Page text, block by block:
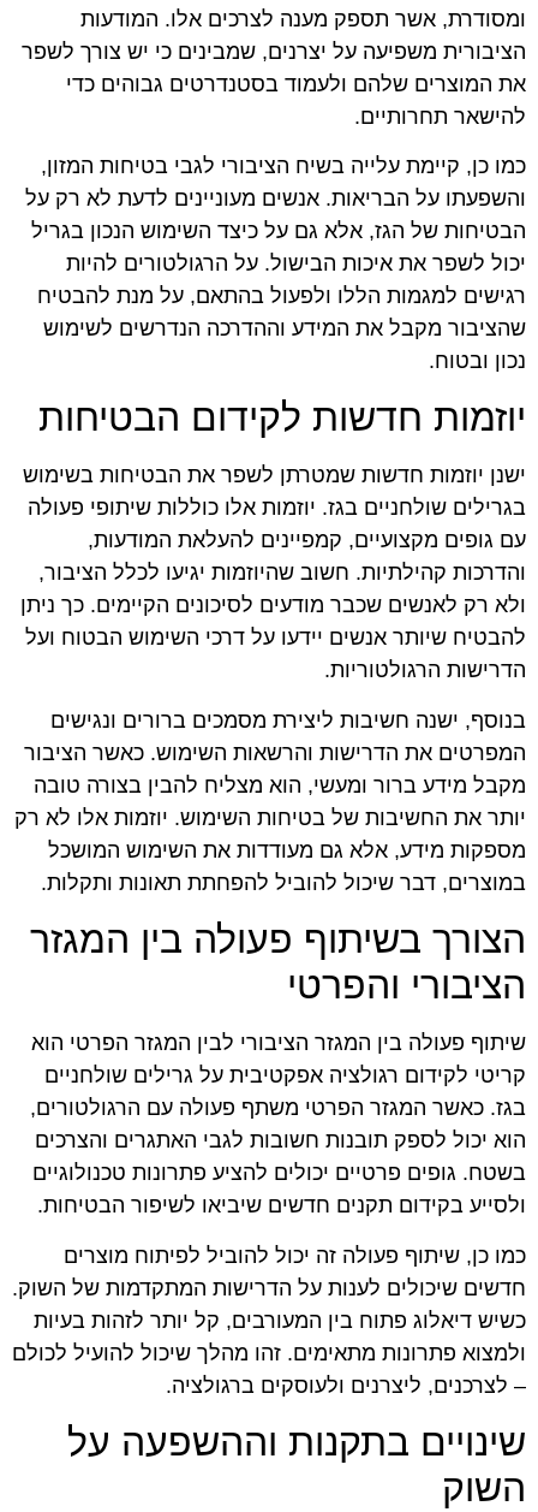
ומסודרת, אשר תספק מענה לצרכים אלו. המודעות
הציבורית משפיעה על יצרנים, שמבינים כי יש צורך לשפר
את המוצרים שלהם ולעמוד בסטנדרטים גבוהים כדי
להישאר תחרותיים.
כמו כן, קיימת עלייה בשיח הציבורי לגבי בטיחות המזון,
והשפעתו על הבריאות. אנשים מעוניינים לדעת לא רק על
הבטיחות של הגז, אלא גם על כיצד השימוש הנכון בגריל
יכול לשפר את איכות הבישול. על הרגולטורים להיות
רגישים למגמות הללו ולפעול בהתאם, על מנת להבטיח
שהציבור מקבל את המידע וההדרכה הנדרשים לשימוש
נכון ובטוח.
יוזמות חדשות לקידום הבטיחות
ישנן יוזמות חדשות שמטרתן לשפר את הבטיחות בשימוש
בגרילים שולחניים בגז. יוזמות אלו כוללות שיתופי פעולה
עם גופים מקצועיים, קמפיינים להעלאת המודעות,
והדרכות קהילתיות. חשוב שהיוזמות יגיעו לכלל הציבור,
ולא רק לאנשים שכבר מודעים לסיכונים הקיימים. כך ניתן
להבטיח שיותר אנשים יידעו על דרכי השימוש הבטוח ועל
הדרישות הרגולטוריות.
בנוסף, ישנה חשיבות ליצירת מסמכים ברורים ונגישים
המפרטים את הדרישות והרשאות השימוש. כאשר הציבור
מקבל מידע ברור ומעשי, הוא מצליח להבין בצורה טובה
יותר את החשיבות של בטיחות השימוש. יוזמות אלו לא רק
מספקות מידע, אלא גם מעודדות את השימוש המושכל
במוצרים, דבר שיכול להוביל להפחתת תאונות ותקלות.
הצורך בשיתוף פעולה בין המגזר
הציבורי והפרטי
שיתוף פעולה בין המגזר הציבורי לבין המגזר הפרטי הוא
קריטי לקידום רגולציה אפקטיבית על גרילים שולחניים
בגז. כאשר המגזר הפרטי משתף פעולה עם הרגולטורים,
הוא יכול לספק תובנות חשובות לגבי האתגרים והצרכים
בשטח. גופים פרטיים יכולים להציע פתרונות טכנולוגיים
ולסייע בקידום תקנים חדשים שיביאו לשיפור הבטיחות.
כמו כן, שיתוף פעולה זה יכול להוביל לפיתוח מוצרים
חדשים שיכולים לענות על הדרישות המתקדמות של השוק.
כשיש דיאלוג פתוח בין המעורבים, קל יותר לזהות בעיות
ולמצוא פתרונות מתאימים. זהו מהלך שיכול להועיל לכולם
– לצרכנים, ליצרנים ולעוסקים ברגולציה.
שינויים בתקנות וההשפעה על
השוק